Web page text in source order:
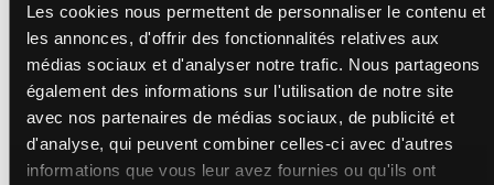
Les cookies nous permettent de personnaliser le contenu et
les annonces, d'offrir des fonctionnalités relatives aux
médias sociaux et d'analyser notre trafic. Nous partageons
également des informations sur l'utilisation de notre site
avec nos partenaires de médias sociaux, de publicité et
d'analyse, qui peuvent combiner celles-ci avec d'autres
informations que vous leur avez fournies ou qu'ils ont